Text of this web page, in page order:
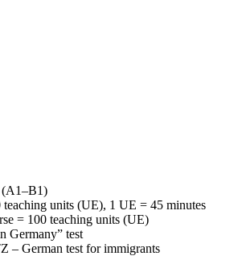
(A1–B1)
teaching units (UE), 1 UE = 45 minutes
= 100 teaching units (UE)
Germany” test
– German test for immigrants